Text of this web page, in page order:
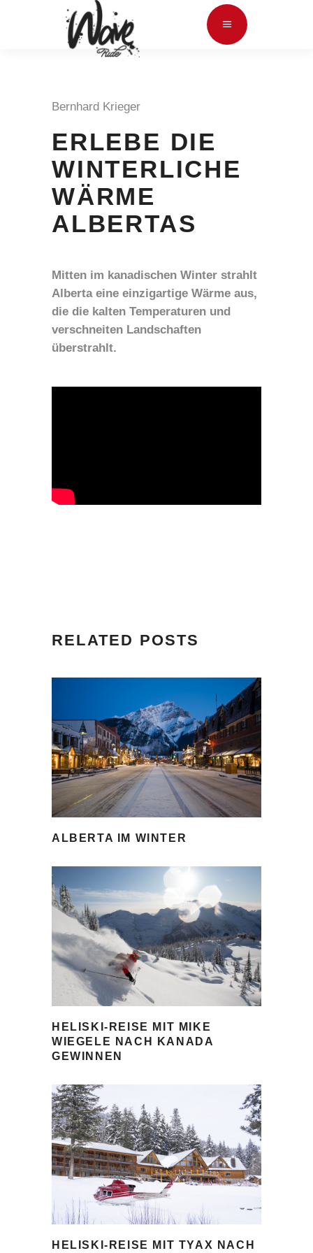
Bernhard Krieger
ERLEBE DIE
WINTERLICHE
WÄRME
ALBERTAS
Mitten im kanadischen Winter strahlt
Alberta eine einzigartige Wärme aus,
die die kalten Temperaturen und
verschneiten Landschaften
überstrahlt.
RELATED POSTS
ALBERTA IM WINTER
HELISKI-REISE MIT MIKE
WIEGELE NACH KANADA
GEWINNEN
HELISKI-REISE MIT TYAX NACH